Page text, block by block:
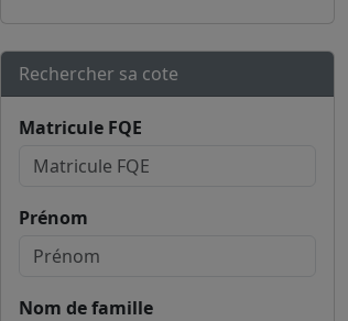
Rechercher sa cote
Matricule FQE
Prénom
Nom de famille